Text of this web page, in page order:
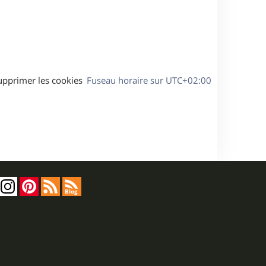
Fuseau horaire sur UTC+02:00
les cookies